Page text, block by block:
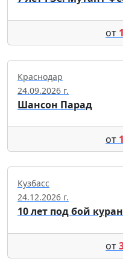
от
Краснодар
24.09.2026 г.
Шансон Парад
от
Кузбасс
24.12.2026 г.
10 лет под бой
от